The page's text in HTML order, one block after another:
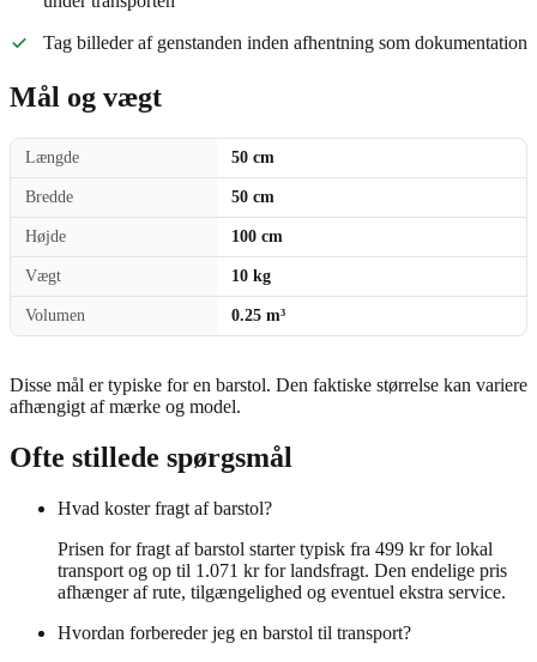
Tag billeder af genstanden inden afhentning som dokumentation
Mål og vægt
Længde 50 cm
Bredde 50 cm
Højde 100 cm
Vægt 10 kg
Volumen 0.25 m³
Disse mål er typiske for en barstol. Den faktiske størrelse kan variere
afhængigt af mærke og model.
Ofte stillede spørgsmål
Hvad koster fragt af barstol?
Prisen for fragt af barstol starter typisk fra 499 kr for lokal
transport og op til 1.071 kr for landsfragt. Den endelige pris
afhænger af rute, tilgængelighed og eventuel ekstra service.
Hvordan forbereder jeg en barstol til transport?